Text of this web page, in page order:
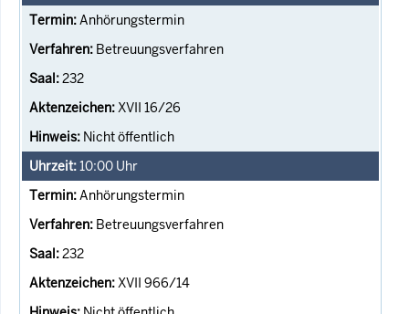
Anhörungstermin
Betreuungsverfahren
232
XVII 16/26
Nicht öffentlich
10:00 Uhr
Anhörungstermin
Betreuungsverfahren
232
XVII 966/14